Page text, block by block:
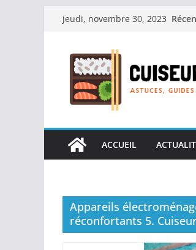
Passerjeudi, novembre 30, 2023
ACCUEIL
Appareils
réconfortants 5.